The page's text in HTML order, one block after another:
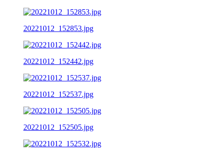
20221012_152853.jpg
20221012_152442.jpg
20221012_152537.jpg
20221012_152505.jpg